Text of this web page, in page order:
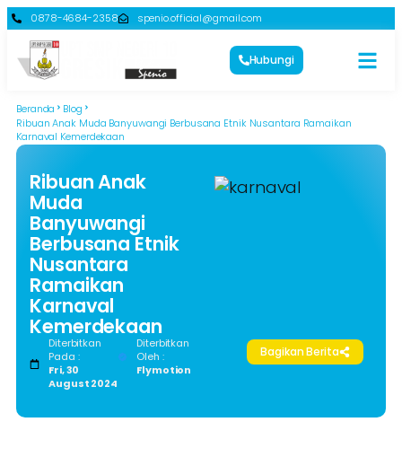
0878-4684-2358 spenio.official@gmail.com
Hubungi
Beranda
Blog
Ribuan Anak Muda Banyuwangi Berbusana Etnik Nusantara Ramaikan
Karnaval Kemerdekaan
Ribuan Anak
Muda
Banyuwangi
Berbusana Etnik
Nusantara
Ramaikan
Karnaval
Kemerdekaan
Diterbitkan
Pada :
Fri, 30
August 2024
Diterbitkan
Oleh :
Flymotion
Bagikan Berita